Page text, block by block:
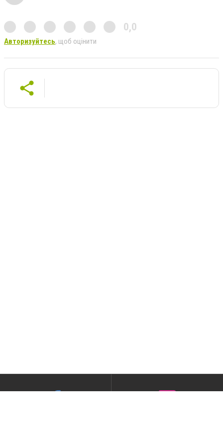
0,0
Авторизуйтесь, щоб оцінити